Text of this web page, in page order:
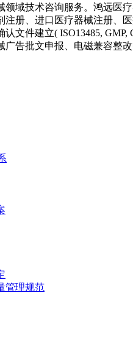
域技术咨询服务。鸿远医
册、进口医疗器械注册、
文件建立( ISO13485,
告批文申报、电磁兼容整
管理规范